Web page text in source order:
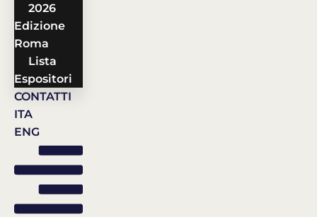
2026
Edizione
Roma
Lista
Espositori
CONTATTI
ITA
ENG